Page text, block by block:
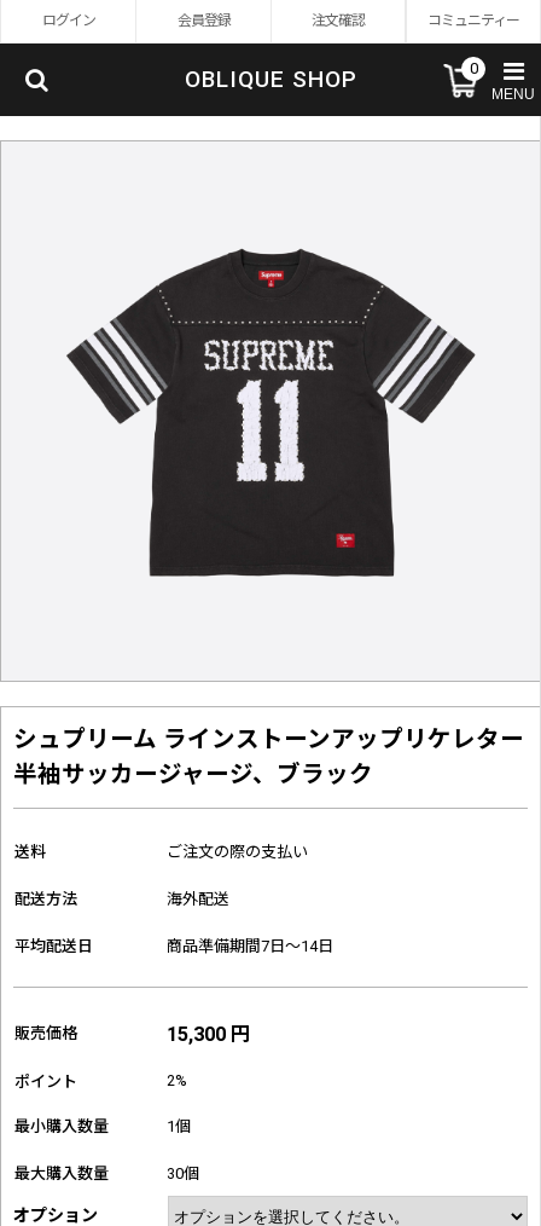
ログイン 会員登録 注文確認 コミュニティー
OBLIQUE SHOP 0
MENU
シュプリーム ラインストーンアップリケレター
半袖サッカージャージ、ブラック
送料 ご注文の際の支払い
配送方法 海外配送
平均配送日 商品準備期間7日～14日
販売価格 15,300 円
ポイント 2%
最小購入数量 1個
最大購入数量 30個
オプション